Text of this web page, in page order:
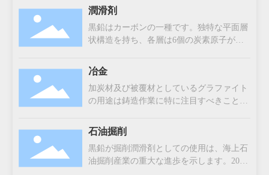
熱安定性と導電性は製造プロセスの最適
致性を確保においても重要な役割を果たし
ています。
能なエネルギーへの急速な転換していま
す。この転換は、風力、潮汐力、太陽光、
燃料電池、リチウムイオン技術を含む幅広
いエネルギー形態を指しています。特に電
ギーソリューションへの世界的な傾向を反
組みの象徴として浮上しています。
潤滑剤
黒鉛はカーボンの一種です。独特な平面層
状構造を持ち、各層は6個の炭素原子があ
己潤滑性能を持っています。また、この平
面層状構造同士が分子間力によって緩く結
合していることにより、黒鉛が耐久性と耐
摩耗性を要求する用途に最適な潤滑剤とな
とができます。また、黒鉛の圧力と熱に対
用における適用性をさらに強化しました。
冶金
加炭材及び被覆材としているグラファイト
の用途は鋳造作業に特に注目すべきことで
ことにより、フェラスメタルの特性を向上
させるので、その純度が一番大事となりま
す。人造黒鉛とコークスの使用は、ネズミ
鋳鉄またはダクタイル鋳鉄の金属品質向上
石油掘削
黒鉛が掘削潤滑剤としての使用は、海上石
油掘削産業の重大な進歩を示します。20世